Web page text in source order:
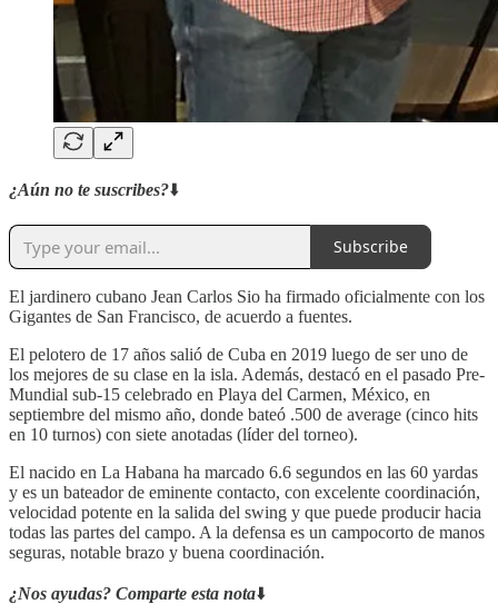
¿Aún no te suscribes?⬇️
Subscribe
El jardinero cubano Jean Carlos Sio ha firmado oficialmente con los
Gigantes de San Francisco, de acuerdo a fuentes.
El pelotero de 17 años salió de Cuba en 2019 luego de ser uno de
los mejores de su clase en la isla. Además, destacó en el pasado Pre-
Mundial sub-15 celebrado en Playa del Carmen, México, en
septiembre del mismo año, donde bateó .500 de average (cinco hits
en 10 turnos) con siete anotadas (líder del torneo).
El nacido en La Habana ha marcado 6.6 segundos en las 60 yardas
y es un bateador de eminente contacto, con excelente coordinación,
velocidad potente en la salida del swing y que puede producir hacia
todas las partes del campo. A la defensa es un campocorto de manos
seguras, notable brazo y buena coordinación.
¿Nos ayudas? Comparte esta nota⬇️